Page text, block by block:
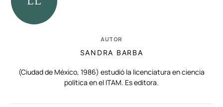
AUTOR
SANDRA BARBA
(Ciudad de México, 1986) estudió la licenciatura en ciencia
política en el ITAM. Es editora.